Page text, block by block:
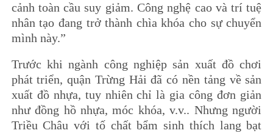
cảnh toàn cầu suy giảm. Công nghệ cao và trí tuệ
nhân tạo đang trở thành chìa khóa cho sự chuyển
mình này.”
Trước khi ngành công nghiệp sản xuất đồ chơi
phát triển, quận Trừng Hải đã có nền tảng về sản
xuất đồ nhựa, tuy nhiên chỉ là gia công đơn giản
như đồng hồ nhựa, móc khóa, v.v.. Nhưng người
Triều Châu với tố chất bẩm sinh thích lang bạt